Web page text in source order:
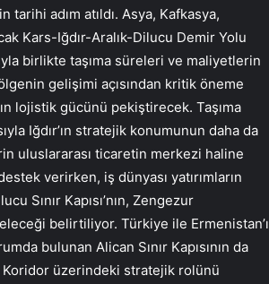
adım atıldı. Asya, Kafkasya,
Kars-Iğdır-Aralık-Dilucu Demir Yolu
birlikte taşıma süreleri ve maliyetlerin
gelişimi açısından kritik öneme
lojistik gücünü pekiştirecek. Taşıma
Iğdır’ın stratejik konumunun daha da
uluslararası ticaretin merkezi haline
verirken, iş dünyası yatırımların
Sınır Kapısı’nın, Zengezur
belirtiliyor. Türkiye ile Ermenistan’ı
bulunan Alican Sınır Kapısının da
Koridor üzerindeki stratejik rolünü